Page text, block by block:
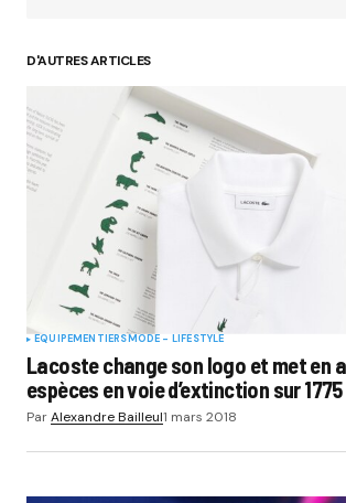
D'AUTRES ARTICLES
EQUIPEMENTIERSMODE - LIFESTYLE
Lacoste change son logo et met en
espèces en voie d’extinction sur
ParAlexandre Bailleul1 mars 2018